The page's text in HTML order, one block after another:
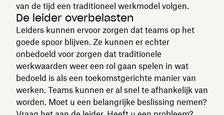
van de tijd een traditioneel werkmodel volgen.
De leider overbelasten
Leiders kunnen ervoor zorgen dat teams op het
goede spoor blijven. Ze kunnen er echter
onbedoeld voor zorgen dat traditionele
werkwaarden weer een rol gaan spelen in wat
bedoeld is als een toekomstgerichte manier van
werken. Teams kunnen er al snel te afhankelijk van
worden. Moet u een belangrijke beslissing nemen?